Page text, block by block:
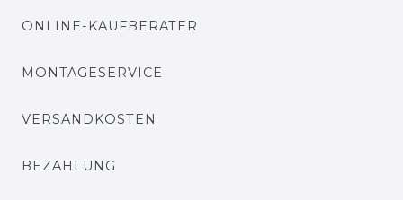
ONLINE-KAUFBERATER
MONTAGESERVICE
VERSANDKOSTEN
BEZAHLUNG